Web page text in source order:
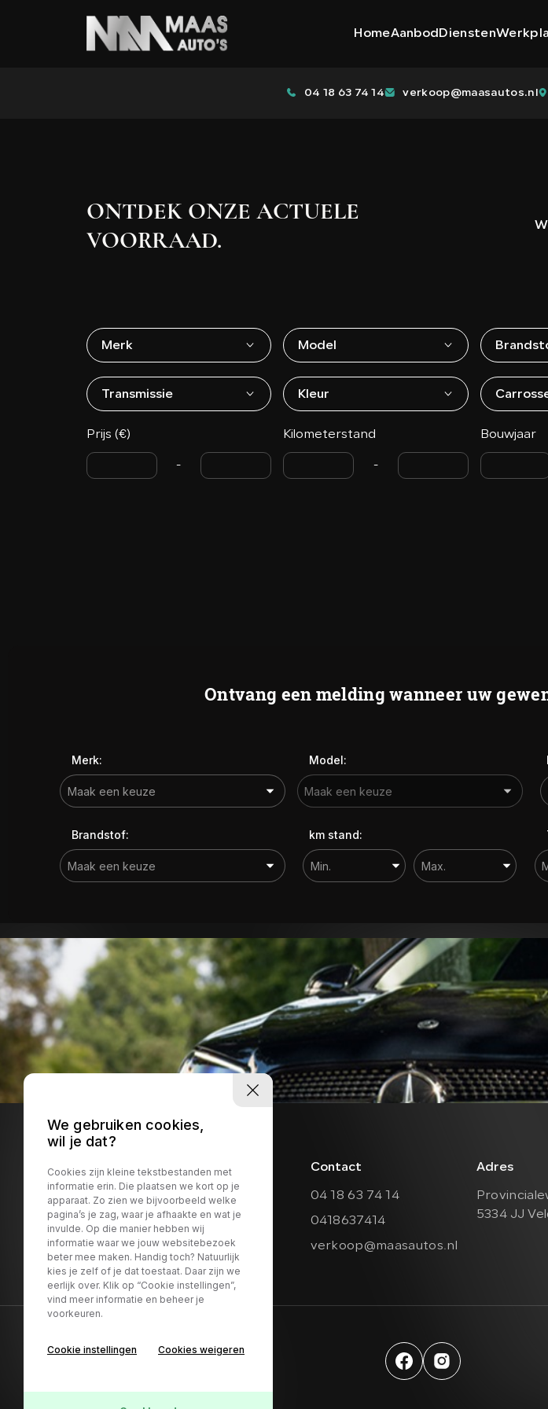
HomeAanbod Diensten
04 18 63 74 14 verkoop@maasautos.nl
verkoop@maasautos.nl
Provincialeweg 88A
ONTDEK ONZE ACTUELE
VOORRAAD.
Merk Model
Transmissie Kleur
Prijs (€)
-
Kilometerstand
-
Bouwjaar
Ontvang een melding wanneer uw
Merk: Model:
Brandstof: km stand:
Contact
04 18 63 74 14
0418637414
verkoop@maasautos.nl
Adres
5334 JJ
We gebruiken cookies,
wil je dat?
Cookies zijn kleine tekstbestanden met
informatie erin. Die plaatsen we kort op je
apparaat. Zo zien we bijvoorbeeld welke
pagina’s je zag, waar je afhaakte en wat je
invulde. Op die manier hebben wij
informatie waar we jouw websitebezoek
beter mee maken. Handig toch? Natuurlijk
kies je zelf of je dat toestaat. Daar zijn we
eerlijk over. Klik op “Cookie instellingen”,
vind meer informatie en beheer je
voorkeuren.
Cookie instellingen Cookies weigeren